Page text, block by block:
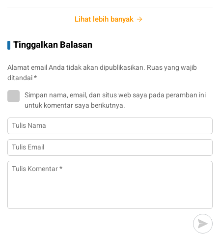
Lihat lebih banyak
Tinggalkan Balasan
Alamat email Anda tidak akan dipublikasikan. Ruas yang wajib
ditandai*
Simpan nama, email, dan situs web saya pada peramban ini
untuk komentar saya berikutnya.